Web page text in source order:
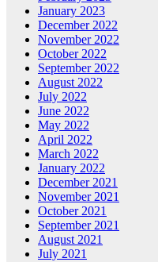
January 2023
December 2022
November 2022
October 2022
September 2022
August 2022
July 2022
June 2022
May 2022
April 2022
March 2022
January 2022
December 2021
November 2021
October 2021
September 2021
August 2021
July 2021